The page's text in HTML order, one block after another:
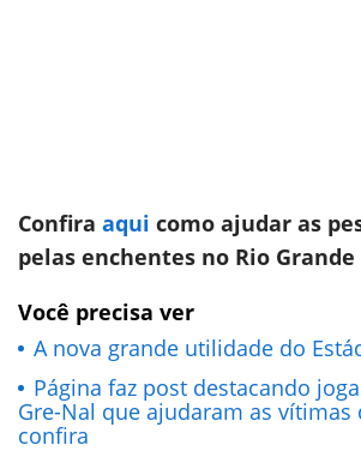
Confira aqui como ajudar as
pelas enchentes no Rio Grande
Você precisa ver
A nova grande utilidade do
Página faz post destacando
Gre-Nal que ajudaram as vítimas
confira